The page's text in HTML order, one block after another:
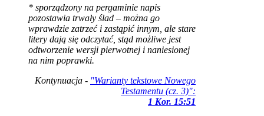
* sporządzony na pergaminie napis
pozostawia trwały ślad – można go
wprawdzie zatrzeć i zastąpić innym, ale stare
litery dają się odczytać, stąd możliwe jest
odtworzenie wersji pierwotnej i naniesionej
na nim poprawki.
Kontynuacja - "Warianty tekstowe Nowego
Testamentu (cz. 3)":
1 Kor. 15:51